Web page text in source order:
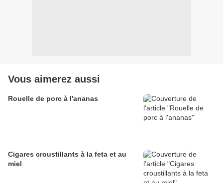
Vous aimerez aussi
Rouelle de porc à l'ananas
Cigares croustillants à la feta et au
miel